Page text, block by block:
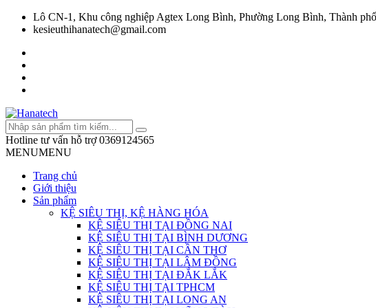
Lô CN-1, Khu công nghiệp Agtex Long Bình, Phường Long Bình, Thành
kesieuthihanatech@gmail.com
Hotline tư vấn hỗ trợ 0369124565
MENUMENU
Trang chủ
Giới thiệu
Sản phẩm
KỆ SIÊU THỊ, KỆ HÀNG HÓA
KỆ SIÊU THỊ TẠI ĐỒNG NAI
KỆ SIÊU THỊ TẠI BÌNH DƯƠNG
KỆ SIÊU THỊ TẠI CẦN THƠ
KỆ SIÊU THỊ TẠI LÂM ĐỒNG
KỆ SIÊU THỊ TẠI ĐẮK LẮK
KỆ SIÊU THỊ TẠI TPHCM
KỆ SIÊU THỊ TẠI LONG AN